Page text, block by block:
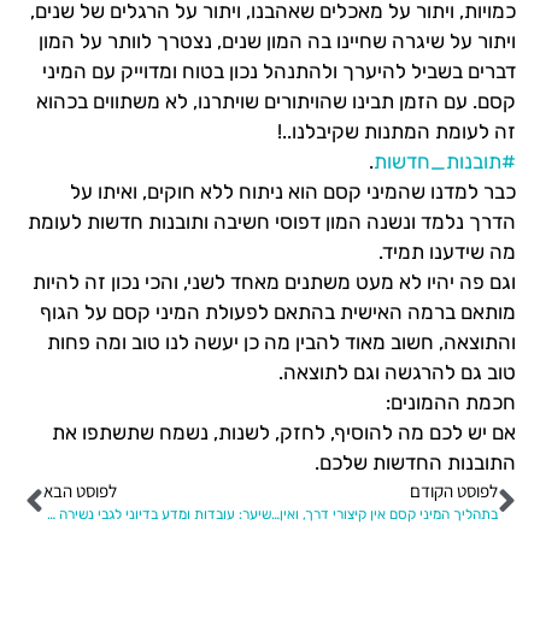
כמויות, ויתור על מאכלים שאהבנו, ויתור על הרגלים של שנים,
ויתור על שיגרה שחיינו בה המון שנים, נצטרך לוותר על המון
דברים בשביל להיערך ולהתנהל נכון בטוח ומדוייק עם המיני
קסם. עם הזמן תבינו שהויתורים שויתרנו, לא משתווים בכהוא
זה לעומת המתנות שקיבלנו..!
#תובנות_חדשות.
כבר למדנו שהמיני קסם הוא ניתוח ללא חוקים, ואיתו על
הדרך נלמד ונשנה המון דפוסי חשיבה ותובנות חדשות לעומת
מה שידענו תמיד.
וגם פה יהיו לא מעט משתנים מאחד לשני, והכי נכון זה להיות
מותאם ברמה האישית בהתאם לפעולת המיני קסם על הגוף
והתוצאה, חשוב מאוד להבין מה כן יעשה לנו טוב ומה פחות
טוב גם להרגשה וגם לתוצאה.
חכמת ההמונים:
אם יש לכם מה להוסיף, לחזק, לשנות, נשמח שתשתפו את
התובנות החדשות שלכם.
לפוסט הקודם
בתהליך המיני קסם אין קיצורי דרך, ואין עיגולי פינות, מי שינסה להתחכם/לקצר/לעגל, ישלם מהר ובמזומן.
לפוסט הבא
שיער: עובדות ומדע בדיוני לגבי נשירה והתחדשות של שיער